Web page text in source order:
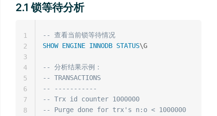
2.1 锁等待分析
-- 查看当前锁等待情况
SHOW ENGINE INNODB STATUS\G
-- 分析结果示例：
-- TRANSACTIONS
-- -----------
-- Trx id counter 1000000
-- Purge done for trx's n:o < 1000000
1
2
3
4
5
6
7
8